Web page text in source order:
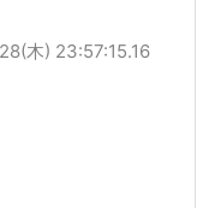
木) 23:57:15.16